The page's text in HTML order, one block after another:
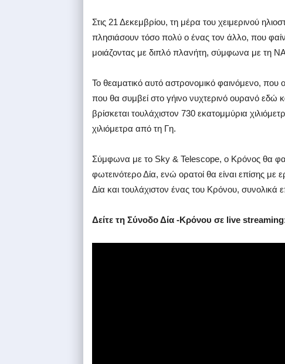
Στις 21 Δεκεμβρίου, τη μέρα του χειμερινού
πλησιάσουν τόσο πολύ ο ένας τον άλλο, που
μοιάζοντας με διπλό πλανήτη, σύμφωνα με τη
Το θεαματικό αυτό αστρονομικό φαινόμενο,
που θα συμβεί στο γήινο νυχτερινό ουρανό εδώ
βρίσκεται τουλάχιστον 730 εκατομμύρια
χιλιόμετρα από τη Γη.
Σύμφωνα με το Sky & Telescope, ο Κρόνος θα
φωτεινότερο Δία, ενώ ορατοί θα είναι επίσης με
Δία και τουλάχιστον ένας του Κρόνου, συνολικά
Δείτε τη Σύνοδο Δία -Κρόνου σε live